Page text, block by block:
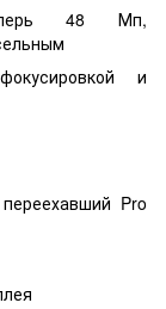
48 Мп,
и
Pro